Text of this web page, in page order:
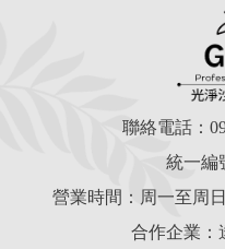
聯絡電話：
統一編
營業時間：周一至周
合作企業：